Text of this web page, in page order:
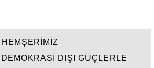
HEMŞERİMİZ
DEMOKRASİ DIŞI GÜÇLERLE